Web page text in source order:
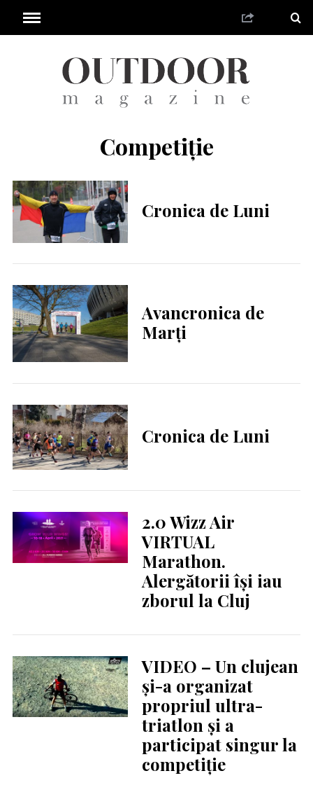
Competiție
Cronica de Luni
Avancronica de
Marți
Cronica de Luni
2.0 Wizz Air
VIRTUAL
Marathon.
Alergătorii își iau
zborul la Cluj
VIDEO – Un clujean
și-a organizat
propriul ultra-
triatlon și a
participat singur la
competiție